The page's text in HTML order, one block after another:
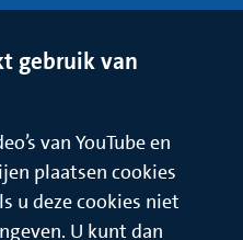
gebruik van
van YouTube en
plaatsen cookies
u deze cookies niet
U kunt dan